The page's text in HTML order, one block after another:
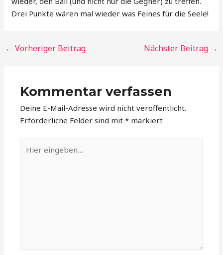
Drei Punkte wären mal wieder was Feines für die Seele!
← Vorheriger Beitrag Nächster Beitrag →
Kommentar verfassen
Deine E-Mail-Adresse wird nicht veröffentlicht.
Erforderliche Felder sind mit* markiert
eingeben…